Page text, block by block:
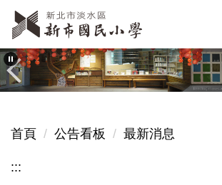
跳
到
主
要
內
區
首頁 公告看板 最新消息
:::